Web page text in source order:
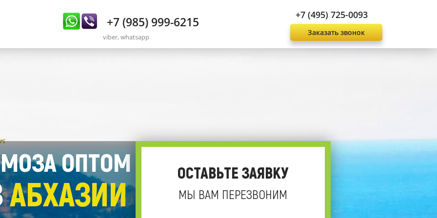
+7 (495) 725-0093
+7 (985) 999-6215
viber, whatsapp Заказать звонок
ОСТАВЬТЕ ЗАЯВКУ
МЫ ВАМ ПЕРЕЗВОНИМ
ОПТОМ
АБХАЗИИ